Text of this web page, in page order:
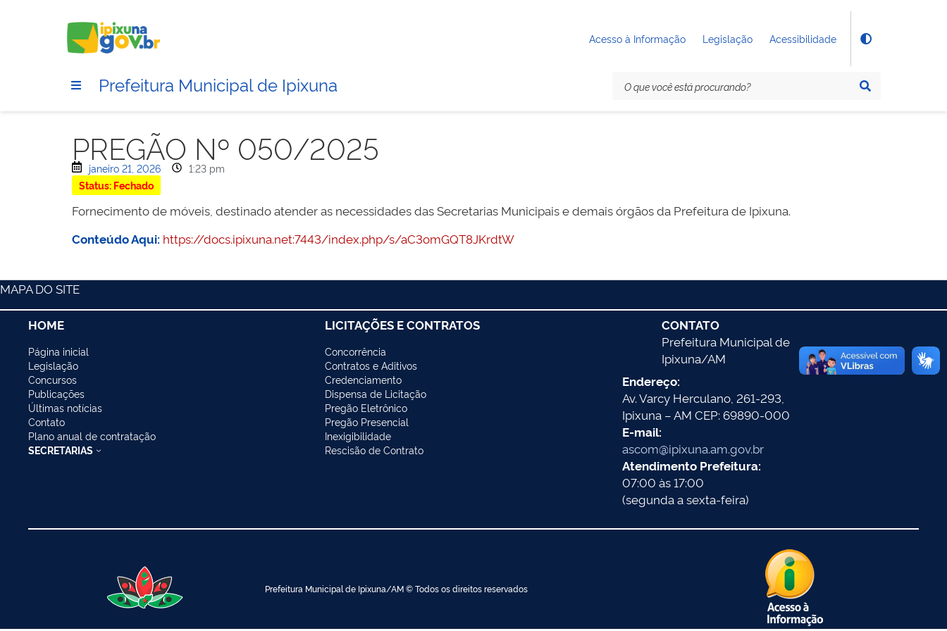
Acesso à Informação Legislação Acessibilidade
Prefeitura Municipal de Ipixuna
PREGÃO Nº 050/2025
janeiro 21, 2026
1:23 pm
Status: Fechado
Fornecimento de móveis, destinado atender as necessidades das Secretarias Municipais e demais órgãos da Prefeitura de Ipixuna.
Conteúdo Aqui: https://docs.ipixuna.net:7443/index.php/s/aC3omGQT8JKrdtW
MAPA DO SITE
HOME
Página inicial
Legislação
Concursos
Publicações
Últimas notícias
Contato
Plano anual de contratação
SECRETARIAS
LICITAÇÕES E CONTRATOS
Concorrência
Contratos e Aditivos
Credenciamento
Dispensa de Licitação
Pregão Eletrônico
Pregão Presencial
Inexigibilidade
Rescisão de Contrato
CONTATO
Prefeitura Municipal de
Ipixuna/AM
Endereço:
Av. Varcy Herculano, 261-293,
Ipixuna – AM CEP: 69890-000
E-mail:
ascom@ipixuna.am.gov.br
Atendimento Prefeitura:
07:00 às 17:00
(segunda a sexta-feira)
Prefeitura Municipal de Ipixuna/AM © Todos os direitos reservados